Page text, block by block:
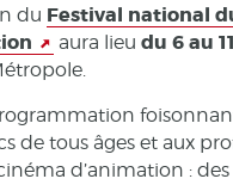
du Festival national
aura lieu du 6 au
de tous âges et aux
d’animation :